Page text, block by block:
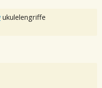
ukulelengriffe